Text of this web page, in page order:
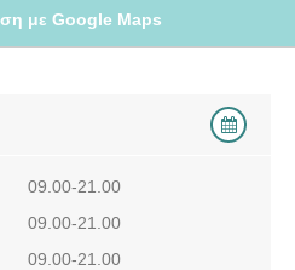
με Google Maps
09.00-21.00
09.00-21.00
09.00-21.00